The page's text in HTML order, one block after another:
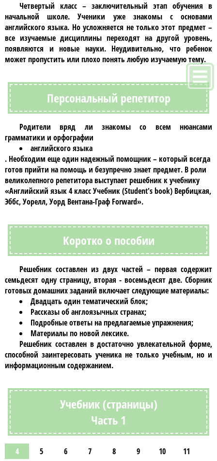
Четвертый класс – заключительный этап обучения в
начальной школе. Ученики уже знакомы с основами
английского языка. Но усложняется не только этот предмет –
все изучаемые дисциплины переходят на другой уровень,
появляются и новые науки. Неудивительно, что ребенок
может пропустить или плохо понять любую изучаемую тему.
Персональный репетитор
Родители вряд ли знакомы со всем нюансами
грамматики и орфографии
английского языка
. Необходим еще один надежный помощник – который всегда
готов прийти на помощь и безупречно знает предмет. В роли
великолепного репетитора выступает решебник к учебнику
«Английский язык 4 класс Учебник (Student's book) Вербицкая,
Эббс, Уорелл, Уорд Вентана-Граф Forward».
Коротко о пособии
Решебник составлен из двух частей – первая содержит
семьдесят одну страницу, вторая - восемьдесят две. Сборник
готовых домашних заданий включает следующие материалы:
Двадцать один тематический блок;
Рассказы об англоязычных странах;
Подробные ответы на предлагаемые упражнения;
Материалы по новой лексике.
Решебник составлен в достаточно увлекательной форме,
способной заинтересовать ученика не только учебным, но и
информационным содержанием.
Учебник (страницы)
Часть 1
4 5 6 7 8 9 10
11